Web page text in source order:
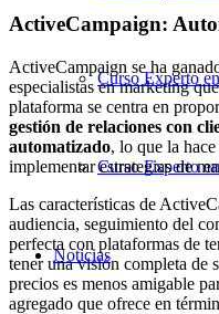
Curso Experto
Curso Experto
Noticias
ActiveCampaign:
ActiveCampaign se ha
especialistas en marketing
plataforma se centra en
gestión de relaciones con
automatizado, lo que la
implementar estrategias de
Las características de
audiencia, seguimiento del
perfecta con plataformas de
tener una visión completa de
precios es menos amigable
agregado que ofrece en